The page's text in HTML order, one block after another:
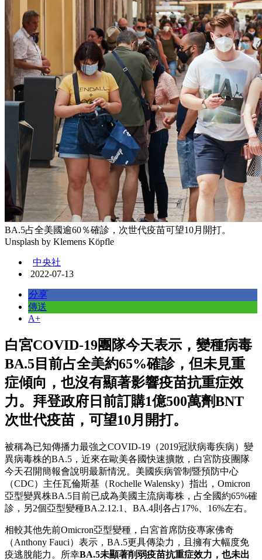
BA.5占全美國逾60％確診，次世代疫苗可望10月開打。
Unsplash by Klemens Köpfle
中央社
2022-07-13
分享
傳送
A+
白宮COVID-19團隊今天表示，變種病毒
BA.5目前占全美約65%確診，但未見重
症傾向，也沒有顯著影響疫苗抗重症效
力。拜登政府日前訂購1億500萬劑BNT
次世代疫苗，可望10月開打。
被稱為已知傳播力最強之COVID-19（2019冠狀病毒疾病）變
異病毒株的BA.5，近來在歐美各國快速擴散，白宮防疫團隊
今天召開簡報會說明最新情況。美國疾病管制暨預防中心
（CDC）主任瓦倫斯基（Rochelle Walensky）指出，Omicron
亞型變異株BA.5目前已成為美國主流病毒株，占全國約65%確
診，另2個亞型變種BA.2.12.1、BA.4則各占17%、16%左右。
相較其他先前Omicron亞型變種，白宮首席防疫專家佛奇
（Anthony Fauci）表示，BA.5更具傳染力，且擁有大幅度免
疫逃脫能力。所幸BA.5未顯著削弱疫苗抗重症效力，也未出